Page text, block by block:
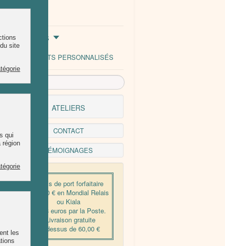
LES HUILES
PRODUITS PERSONNALISÉS
ATELIERS
CONTACT
TÉMOIGNAGES
- Frais de port forfaitaire
de 5,50 € en Mondial Relais
ou Kiala
- De 8 euros par la Poste.
- Livraison gratuite
au dessus de 60,00 €